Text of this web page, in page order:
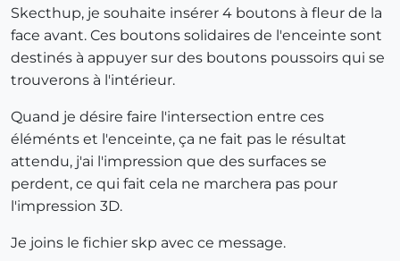
Skecthup, je souhaite insérer 4 boutons à fleur de la
face avant. Ces boutons solidaires de l'enceinte sont
destinés à appuyer sur des boutons poussoirs qui se
trouverons à l'intérieur.
Quand je désire faire l'intersection entre ces
éléménts et l'enceinte, ça ne fait pas le résultat
attendu, j'ai l'impression que des surfaces se
perdent, ce qui fait cela ne marchera pas pour
l'impression 3D.
Je joins le fichier skp avec ce message.